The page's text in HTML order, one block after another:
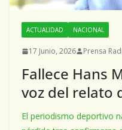
ACTUALIDAD NACIONAL
17 Junio, 2026 Prensa
Fallece Hans
voz del relato
El periodismo deportivo